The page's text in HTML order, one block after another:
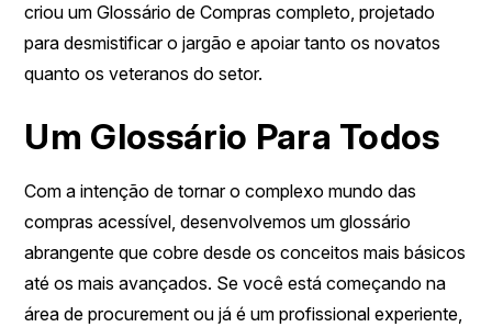
criou um Glossário de Compras completo, projetado
para desmistificar o jargão e apoiar tanto os novatos
quanto os veteranos do setor.
Um Glossário Para Todos
Com a intenção de tornar o complexo mundo das
compras acessível, desenvolvemos um glossário
abrangente que cobre desde os conceitos mais básicos
até os mais avançados. Se você está começando na
área de procurement ou já é um profissional experiente,